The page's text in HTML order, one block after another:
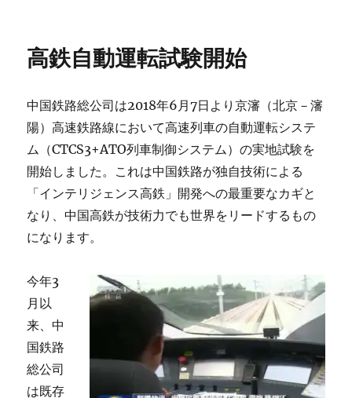
高鉄自動運転試験開始
中国鉄路総公司は2018年6月7日より京瀋（北京－瀋
陽）高速鉄路線において高速列車の自動運転システ
ム（CTCS3+ATO列車制御システム）の実地試験を
開始しました。これは中国鉄路が独自技術による
「インテリジェンス高鉄」開発への最重要なカギと
なり、中国高鉄が技術力でも世界をリードするもの
になります。
今年3
月以
来、中
国鉄路
総公司
は既存